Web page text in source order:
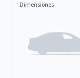
Dimensiones